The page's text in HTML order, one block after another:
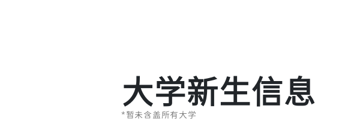
大学新生信息
*暂未含盖所有大学